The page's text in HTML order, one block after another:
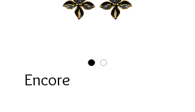
Encore